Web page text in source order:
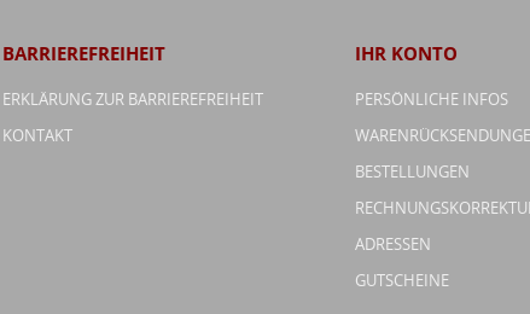
BARRIEREFREIHEIT
ERKLÄRUNG ZUR BARRIEREFREIHEIT
KONTAKT
IHR KONTO
PERSÖNLICHE INFOS
BESTELLUNGEN
ADRESSEN
GUTSCHEINE